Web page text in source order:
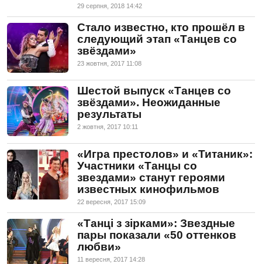
29 серпня, 2018 14:42
Стало известно, кто прошёл в
следующий этап «Танцев со
звёздами»
23 жовтня, 2017 11:08
Шестой выпуск «Танцев со
звёздами». Неожиданные
результаты
2 жовтня, 2017 10:11
«Игра престолов» и «Титаник»:
Участники «Танцы со
звездами» станут героями
известных кинофильмов
22 вересня, 2017 15:09
«Танці з зірками»: Звездные
пары показали «50 оттенков
любви»
11 вересня, 2017 14:28